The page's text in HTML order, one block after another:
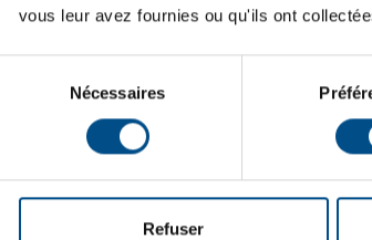
vous leur avez fournies ou qu'ils ont
consentement
Nécessaires
Refuser